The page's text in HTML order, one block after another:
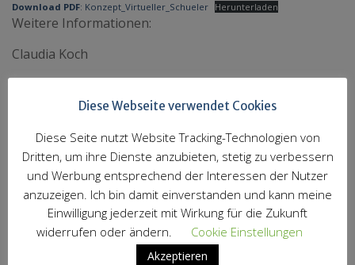
Download PDF: Konzept_Virtueller_Schueler Herunterladen
Weitere Informationen:
Claudia Koch
und Landeselternvertretung
Aktuelles der LEV
Beitragsnavigation
Schule transformieren! – Auf dem Weg zu einer
neuen Lernkultur Workshop mit Margret Rasfeld,
Gründerin von „Schule im Aufbruch“
Diese Webseite verwendet Cookies
Diese Seite nutzt Website Tracking-Technologien von
Dritten, um ihre Dienste anzubieten, stetig zu verbessern
und Werbung entsprechend der Interessen der Nutzer
anzuzeigen. Ich bin damit einverstanden und kann meine
Einwilligung jederzeit mit Wirkung für die Zukunft
widerrufen oder ändern.
Cookie Einstellungen
Akzeptieren